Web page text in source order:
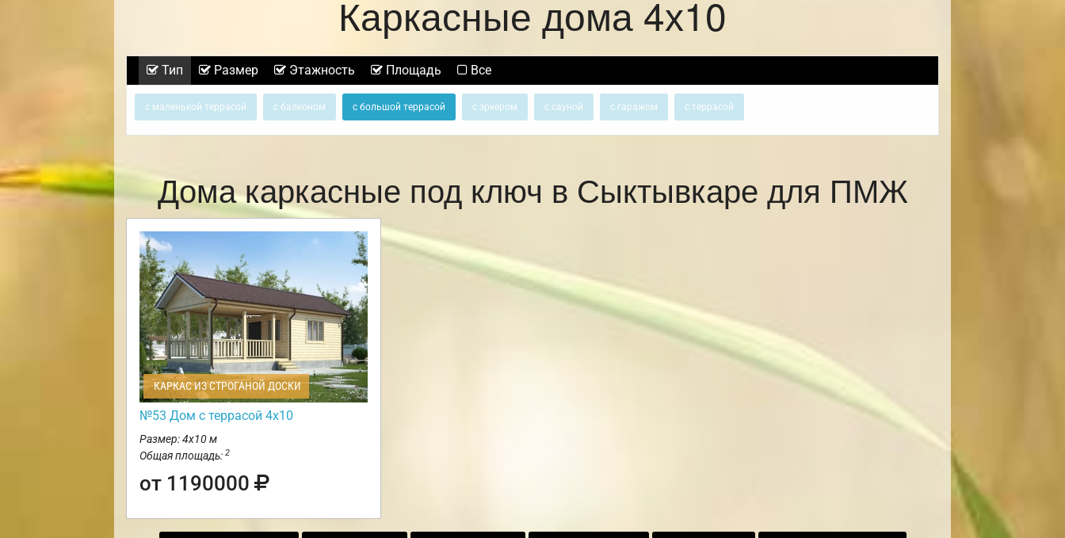
Каркасные дома 4х10
Тип Размер Этажность Площадь Все
с маленькой террасой с балконом с большой террасой с эркером с сауной с гаражом с террасой
Дома каркасные под ключ в Сыктывкаре для ПМЖ
КАРКАС ИЗ СТРОГАНОЙ ДОСКИ
№53 Дом с террасой 4х10
Размер: 4х10 м
Общая площадь: 2
от 1190000